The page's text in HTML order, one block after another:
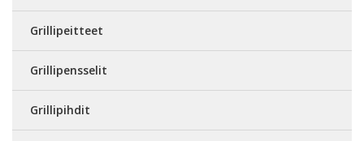
Grillipeitteet
Grillipensselit
Grillipihdit